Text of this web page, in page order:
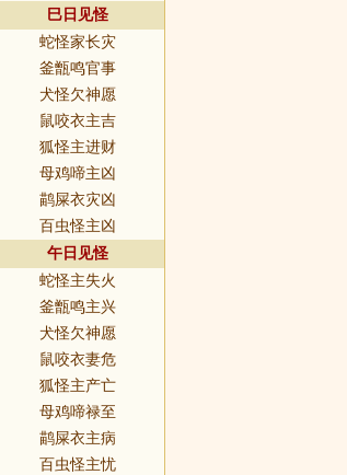
巳日见怪
蛇怪家长灾
釜甑鸣官事
犬怪欠神愿
鼠咬衣主吉
狐怪主进财
母鸡啼主凶
鹋屎衣灾凶
百虫怪主凶
午日见怪
蛇怪主失火
釜甑鸣主兴
犬怪欠神愿
鼠咬衣妻危
狐怪主产亡
母鸡啼禄至
鹋屎衣主病
百虫怪主忧